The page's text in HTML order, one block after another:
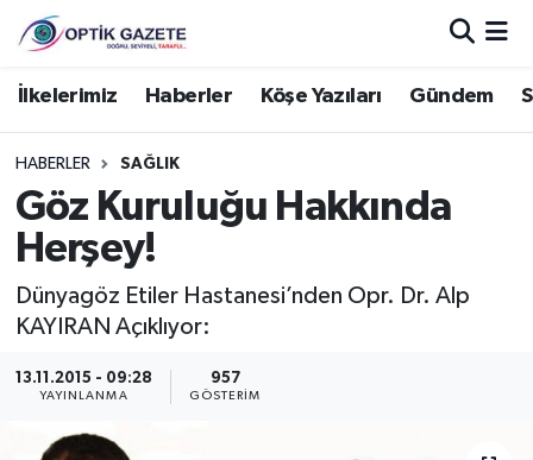
İlkelerimiz Haberler Köşe Yazıları Gündem
HABERLER SAĞLIK
Göz Kuruluğu Hakkında
Herşey!
Dünyagöz Etiler Hastanesi’nden Opr. Dr. Alp
KAYIRAN Açıklıyor:
13.11.2015 - 09:28
YAYINLANMA
957
GÖSTERIM
Nöbetçi Eczaneler
Hava Durumu
İstanbul Namaz Vakitleri
Trafik Durumu
Süper Lig Puan Durumu ve Fikstür
Tüm Manşetler
Son Dakika Haberleri